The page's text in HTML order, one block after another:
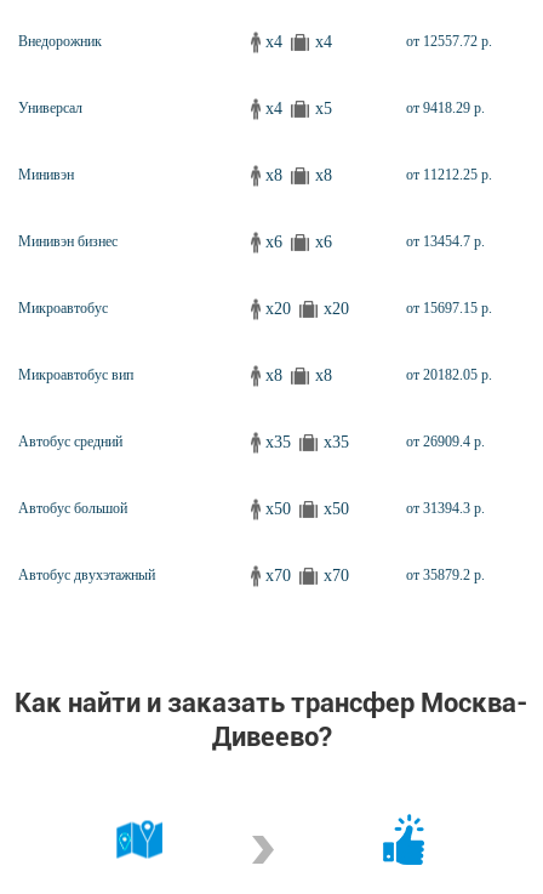
Внедорожник x4 x4 от 12557.72 р.
Универсал x4 x5 от 9418.29 р.
Минивэн x8 x8 от 11212.25 р.
Минивэн бизнес x6 x6 от 13454.7 р.
Микроавтобус x20 x20 от 15697.15 р.
Микроавтобус вип x8 x8 от 20182.05 р.
Автобус средний x35 x35 от 26909.4 р.
Автобус большой x50 x50 от 31394.3 р.
Автобус двухэтажный x70 x70 от 35879.2 р.
Как найти и заказать трансфер Москва-
Дивеево?